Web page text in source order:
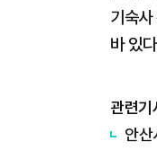
기숙
바 있
관련기
안산